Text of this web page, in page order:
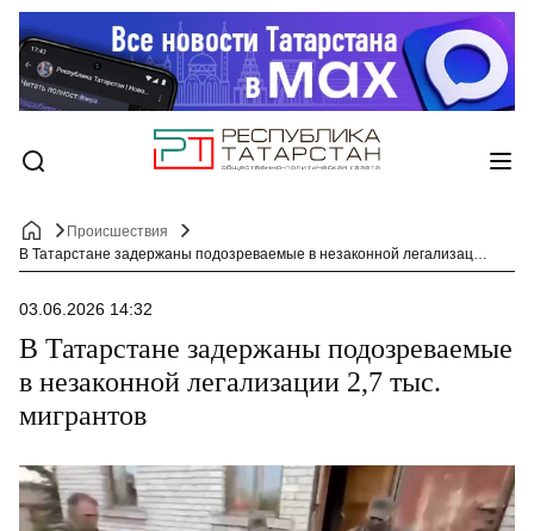
Происшествия
В Татарстане задержаны подозреваемые в незаконной легализации 2,7 тыс. мигрантов
03.06.2026 14:32
В Татарстане задержаны подозреваемые
в незаконной легализации 2,7 тыс.
мигрантов